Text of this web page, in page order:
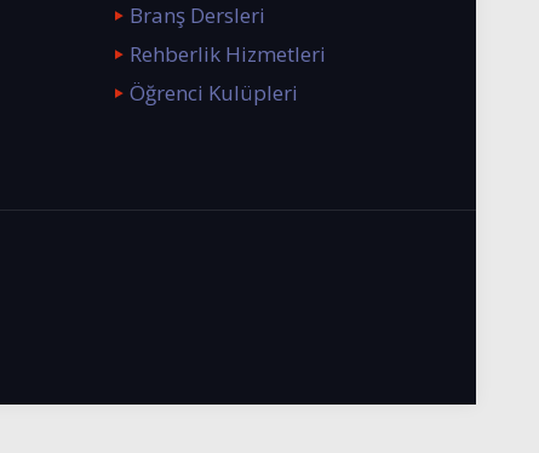
Branş Dersleri
Rehberlik Hizmetleri
Öğrenci Kulüpleri